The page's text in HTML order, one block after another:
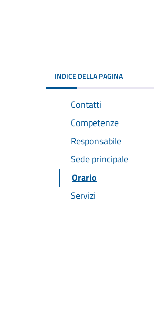
INDICE DELLA PAGINA
Contatti
Competenze
Responsabile
Sede principale
Orario
Servizi